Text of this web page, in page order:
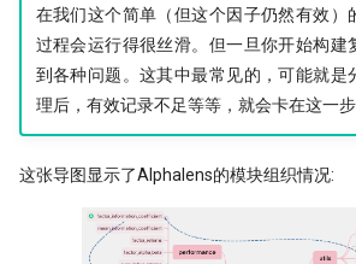
前视偏差 - 看似明白，实则糊涂
2024已过一半，千禧年发布了这道脑
筯急转弯
一个散户自学量化的 20 个月
强化学习 vs 监督学习：AI炒股的两
[1027] QuanTide Weekly
[1103] QuanTide Weekly
普校逆袭天花板 进化论王一平：有
做能调教AI的赛博老技师，量化人也
该开始装Skills了
Pandas连续涨停统计
存了50TB！pyarrow + parquet
xtquant 中的板块数据
算收益，用算术平均好还是几何平均
在我们这个简单（但这个因子仍然有效）
过程会运行得很丝滑。但一旦你开始构建
到各种问题。这其中最常见的，可能就是
理后，有效记录不足等等，就会卡在这一步
这张导图显示了Alphalens的模块组织情况: